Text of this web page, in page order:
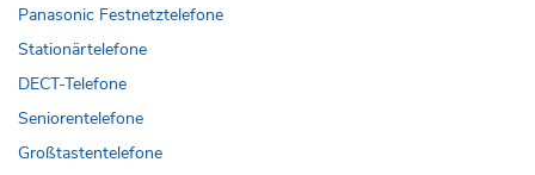
Panasonic Festnetztelefone
Stationärtelefone
DECT-Telefone
Seniorentelefone
Großtastentelefone